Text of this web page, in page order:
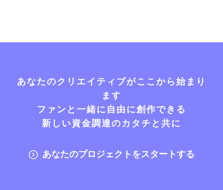
あなたのクリエイティブがここから始まり
ます
ファンと一緒に自由に創作できる
新しい資金調達のカタチと共に
あなたのプロジェクトをスタートする